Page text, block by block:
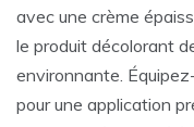
avec une crème
le produit décolorant
environnante.
pour une application